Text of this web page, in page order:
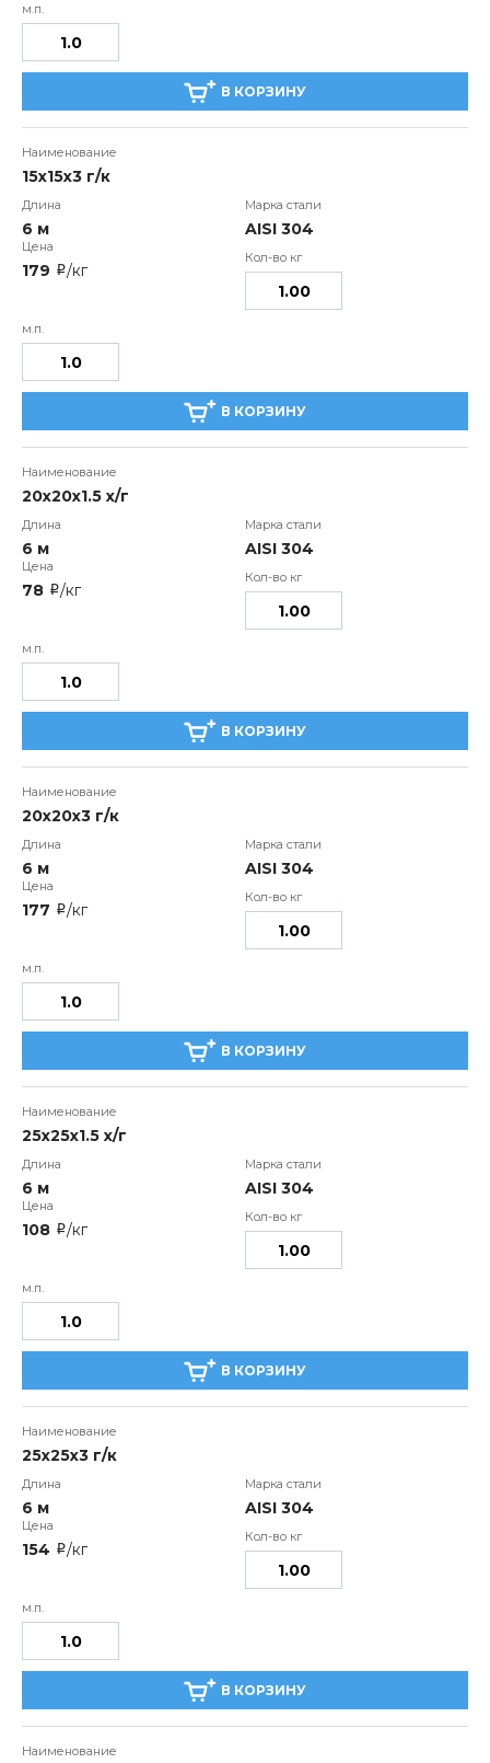
В КОРЗИНУ
15х15х3 г/к
6 м AISI 304
179 i/кг
В КОРЗИНУ
20x20x1.5 х/г
6 м AISI 304
78 i/кг
В КОРЗИНУ
20x20x3 г/к
6 м AISI 304
177 i/кг
В КОРЗИНУ
25x25x1.5 х/г
6 м AISI 304
108 i/кг
В КОРЗИНУ
25х25х3 г/к
6 м AISI 304
154 i/кг
В КОРЗИНУ